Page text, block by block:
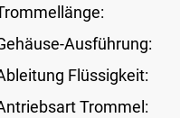
Ausführung:
Flüssigkeit:
Trommel: